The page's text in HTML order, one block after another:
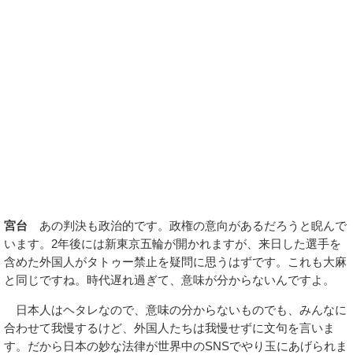
宮台 あの判決も政治的です。政権の意向があるだろうと睨んで
います。2年後には新東京五輪が開かれますが、来日した選手を
含めた外国人がタトゥー禁止を疑問に思うはずです。これも大麻
と同じですね。時代遅れ過ぎて、意味が分からないんですよ。
日本人はヘタレなので、意味の分からないものでも、みんなに
合わせて我慢するけど、外国人たちは我慢せずに文句を言いま
す。だから日本の妙な法律が世界中のSNSでやり玉にあげられま